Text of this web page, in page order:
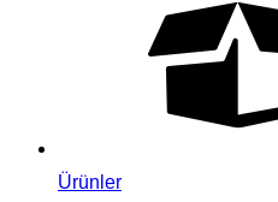
Ürünler